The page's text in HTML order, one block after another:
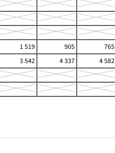
1 519 905 765
3 542 4 337 4 582